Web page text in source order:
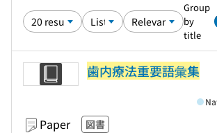
Group
by
title
歯内療法重要語彙集
Paper 図書